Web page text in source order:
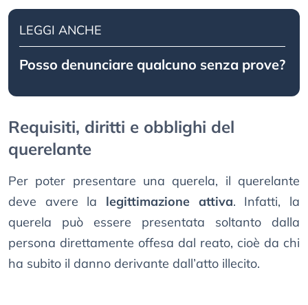
LEGGI ANCHE
Posso denunciare qualcuno senza prove?
Requisiti, diritti e obblighi del
querelante
Per poter presentare una querela, il querelante
deve avere la legittimazione attiva. Infatti, la
querela può essere presentata soltanto dalla
persona direttamente offesa dal reato, cioè da chi
ha subito il danno derivante dall’atto illecito.